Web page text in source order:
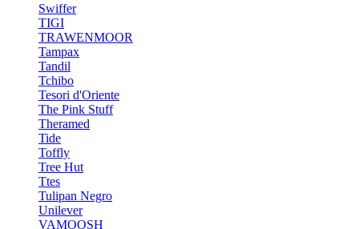
Swiffer
TIGI
TRAWENMOOR
Tampax
Tandil
Tchibo
Tesori d'Oriente
The Pink Stuff
Theramed
Tide
Toffly
Tree Hut
Ttes
Tulipan Negro
Unilever
VAMOOSH